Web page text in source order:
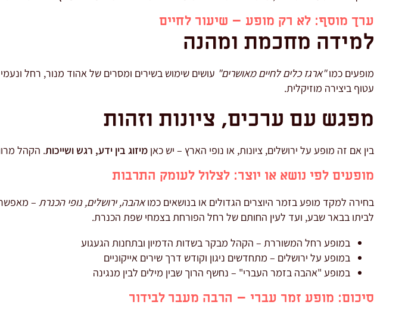
ערך מוסף: לא רק מופע – שיעור לחיים
למידה מחכמת ומהנה
מופעים כמו"ארגז כלים לחיים מאושרים" עושים שימוש בשירים ומסרים של אהוד מנור, רחל ונעמי
עטוף ביצירה מוזיקלית.
מפגש עם ערכים, ציונות וזהות
בין אם זה מופע על ירושלים, ציונות, או נופי הארץ – יש כאן מיזוג בין ידע, רגש ושייכות. הקהל
מופעים לפי נושא או יוצר: לצלול לעומק התרבות
בחירה למקד מופע בזמר היוצרים הגדולים או בנושאים כמואהבה, ירושלים, נופי הכנרת –
לביתו בבאר שבע, ועד לעין החותם של רחל הפורחת בצמחי שפת הכנרת.
במופע רחל המשוררת – הקהל מבקר בשדות הדמיון ובתחנות הגעגוע
במופע על ירושלים – מתחדשים ניגון וקודש דרך שירים אייקוניים
במופע "אהבה בזמר העברי" – נחשף הרוך שבין מילים לבין מנגינה
סיכום: מופע זמר עברי – הרבה מעבר לבידור